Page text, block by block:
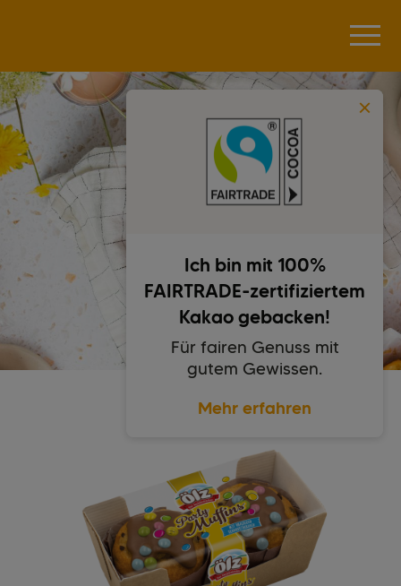
Ich bin mit 100%
FAIRTRADE-zertifiziertem
Kakao gebacken!
Für fairen Genuss mit
gutem Gewissen.
Mehr erfahren